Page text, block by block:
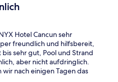
Hotel Cancun sehr
freundlich und hilfsbereit,
sehr gut, Pool und Strand
aber nicht aufdringlich.
nach einigen Tagen das
extra ab es dann ein tolles